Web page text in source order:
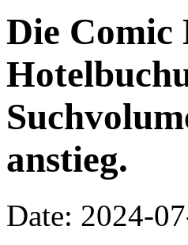
Die Comic
anstieg.
Date: 2024-